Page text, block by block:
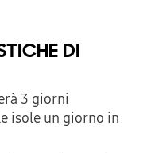
DI
3 giorni
isole un giorno in